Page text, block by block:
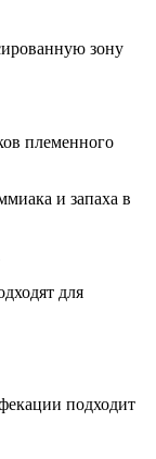
зону
племенного
и запаха в
для
подходит